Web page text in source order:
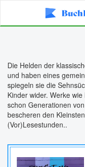
Die Helden der
und haben eines
spiegeln sie die
Kinder wider. Werke
schon Generationen
bescheren den
(Vor)Lesestunden..